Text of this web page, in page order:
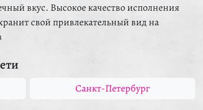
вкус. Высокое качество исполнения
свой привлекательный вид на
Санкт-Петербург